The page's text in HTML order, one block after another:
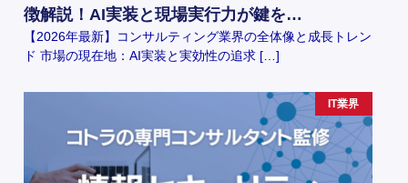
徴解説！AI実装と現場実行力が鍵を…
【2026年最新】コンサルティング業界の全体像と成長トレン
ド 市場の現在地：AI実装と実効性の追求 […]
IT業界